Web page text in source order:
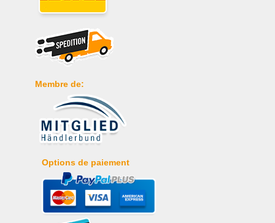
Membre de:
Options de paiement